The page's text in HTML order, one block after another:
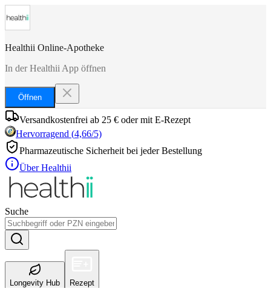
Healthii Online-Apotheke
In der Healthii App öffnen
Öffnen
Versandkostenfrei ab 25 € oder mit E-Rezept
Hervorragend (4,66/5)
Pharmazeutische Sicherheit bei jeder Bestellung
Über Healthii
Suche
Longevity Hub Rezept